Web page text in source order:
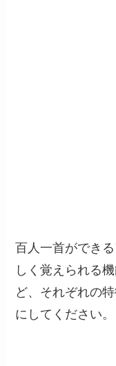
百人一首ができ
しく覚えられる
ど、それぞれの
にしてください。